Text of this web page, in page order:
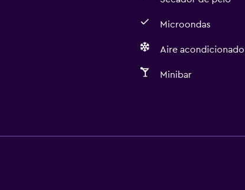
Microondas
Aire acondicionado
Minibar
Wifi gratis